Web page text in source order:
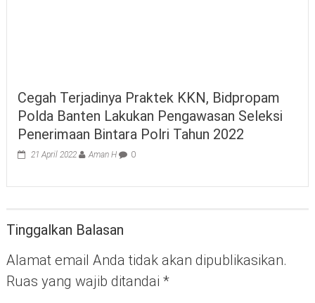
Cegah Terjadinya Praktek KKN, Bidpropam
Polda Banten Lakukan Pengawasan Seleksi
Penerimaan Bintara Polri Tahun 2022
21 April 2022 Aman H 0
Tinggalkan Balasan
Alamat email Anda tidak akan dipublikasikan.
Ruas yang wajib ditandai *